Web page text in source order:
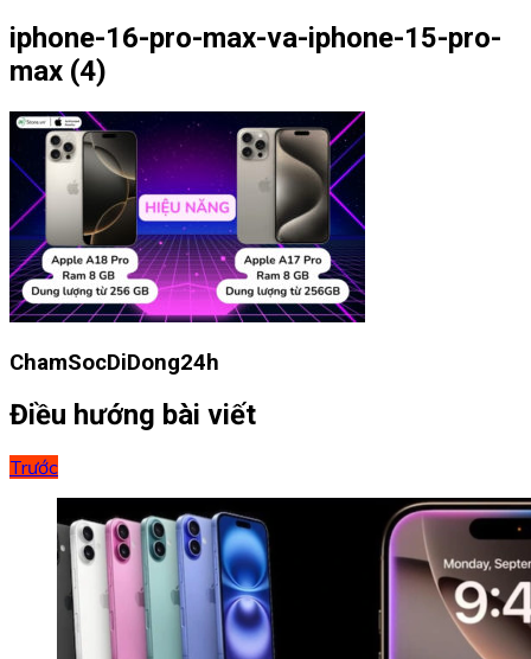
iphone-16-pro-max-va-iphone-15-pro-
max (4)
ChamSocDiDong24h
Điều hướng bài viết
Trước